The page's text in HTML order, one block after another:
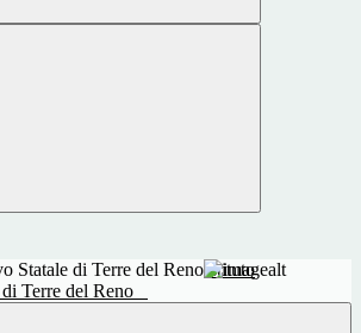
Istituto
di Terre del Reno